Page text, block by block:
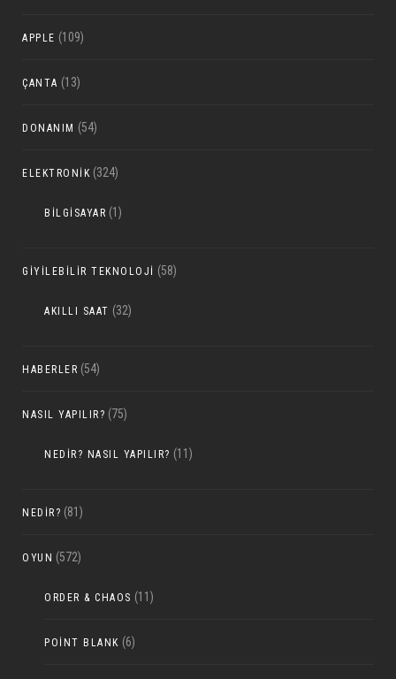
APPLE (109)
ÇANTA (13)
DONANIM (54)
ELEKTRONIK (324)
BILGISAYAR (1)
GIYILEBILIR TEKNOLOJI (58)
AKILLI SAAT (32)
HABERLER (54)
NASIL YAPILIR? (75)
NEDIR? NASIL YAPILIR? (11)
NEDIR? (81)
OYUN (572)
ORDER & CHAOS (11)
POINT BLANK (6)